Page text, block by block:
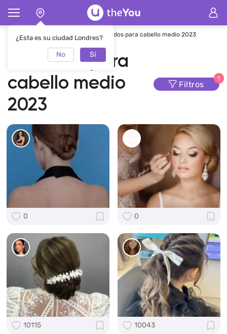
¿Esta es su ciudad Londres?
No Sí
Página de inicio Peinados Peinados para cabello medio 2023
Peinados para
cabello medio
2023
Filtros
1
0 0
10115 10043